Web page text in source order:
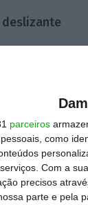
parceiros
como
Com a
precisos
parte e pela
deslizante
é mesmo o
repetir os
o: “As
liberdades